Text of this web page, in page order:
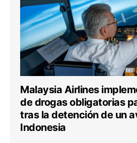
Malaysia Airlines
de drogas obligatorias
tras la detención de un
Indonesia